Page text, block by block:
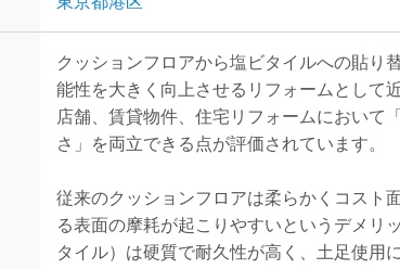
クッションフロアから塩ビタイルへの貼り
能性を大きく向上させるリフォームとして
店舗、賃貸物件、住宅リフォームにおいて
さ」を両立できる点が評価されています。
従来のクッションフロアは柔らかくコスト
る表面の摩耗が起こりやすいというデメリ
タイル）は硬質で耐久性が高く、土足使用